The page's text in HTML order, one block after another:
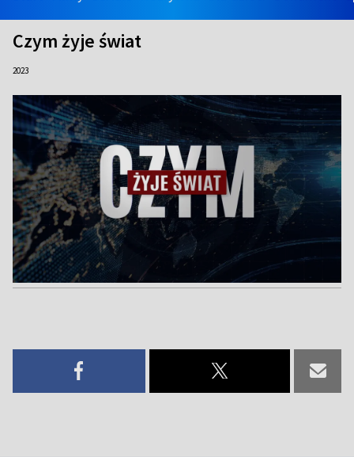
Czym żyje świat
2023